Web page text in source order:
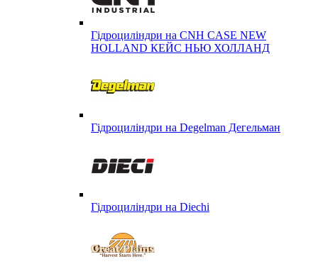
Гідроциліндри на CNH CASE NEW
HOLLAND КЕЙС НЬЮ ХОЛЛАНД
Гідроциліндри на Degelman Дегельман
Гідроциліндри на Diechi